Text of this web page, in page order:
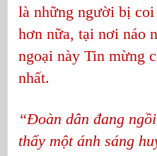
là những người bị
hơn nữa, tại nơi náo
ngoại này Tin mừng
nhất.
“Đoàn dân đang
thấy một ánh sáng